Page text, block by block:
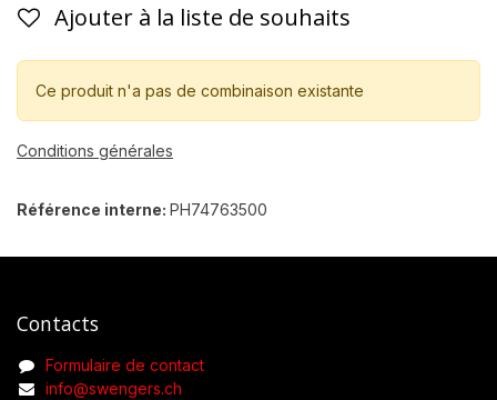
Ajouter à la liste de souhaits
Ce produit n'a pas de combinaison existante
Conditions générales
Référence interne: PH74763500
Contacts
Formulaire de contact
info@swengers.ch